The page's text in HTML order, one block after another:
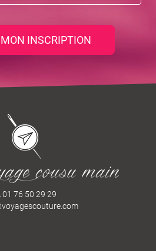
INSCRIPTION
01 76 50 29 29